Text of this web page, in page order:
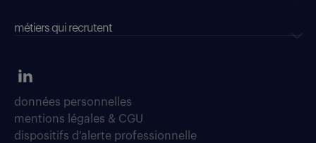
métiers qui recrutent
données personnelles
mentions légales & CGU
dispositifs d'alerte professionnelle